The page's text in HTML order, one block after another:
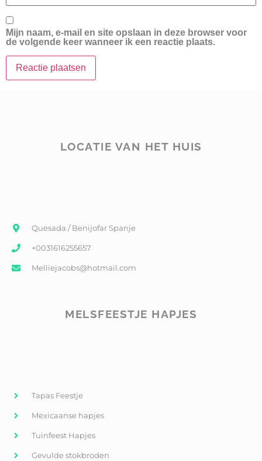
Mijn naam, e-mail en site opslaan in deze browser voor
de volgende keer wanneer ik een reactie plaats.
LOCATIE VAN HET HUIS
Quesada / Benijofar Spanje
+0031616255657
Melliejacobs@hotmail.com
MELSFEESTJE HAPJES
Tapas Feestje
Mexicaanse hapjes
Tuinfeest Hapjes
Gevulde stokbroden